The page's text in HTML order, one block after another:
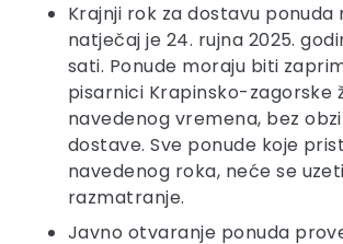
Krajnji rok za dostavu ponuda
natječaj je 24. rujna 2025.
sati. Ponude moraju biti
pisarnici Krapinsko-zagorske
navedenog vremena, bez
dostave. Sve ponude koje
navedenog roka, neće se
razmatranje.
Javno otvaranje ponuda